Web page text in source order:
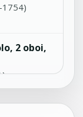
1754)
2 oboi,
direttore